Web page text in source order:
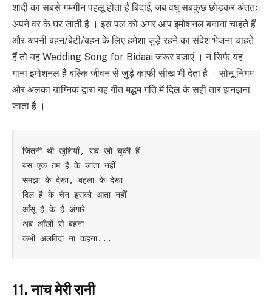
शादी का सबसे गमगीन पहलू होता है बिदाई, जब वधु सबकुछ छोड़कर अंततः
अपने वर के घर जाती है । इस पल को अगर आप इमोशनल बनाना चाहते हैं
और अपनी बहन/बेटी/बहन के लिए हमेशा जुड़े रहने का संदेश भेजना चाहते
हैं तो यह Wedding Song for Bidaai जरूर बजाएं । न सिर्फ यह
गाना इमोशनल है बल्कि जीवन से जुड़े काफी सीख भी देता है । सोनू निगम
और अलका याग्निक द्वारा यह गीत मद्धम गति में दिल के सही तार झनझना
जाता है ।
जितनी थी खुशियाँ, सब खो चुकी हैं
बस एक ग़म है के जाता नहीं
समझा के देखा, बहला के देखा
दिल है के चैन इसको आता नहीं
आँसू हैं के हैं अंगारे
अब आँखों से बहना
कभी अलविदा ना कहना...
11. नाच मेरी रानी